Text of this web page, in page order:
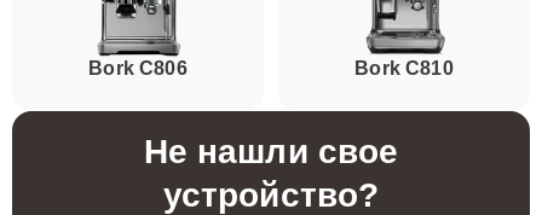
Bork C806 Bork C810
Не нашли свое
устройство?